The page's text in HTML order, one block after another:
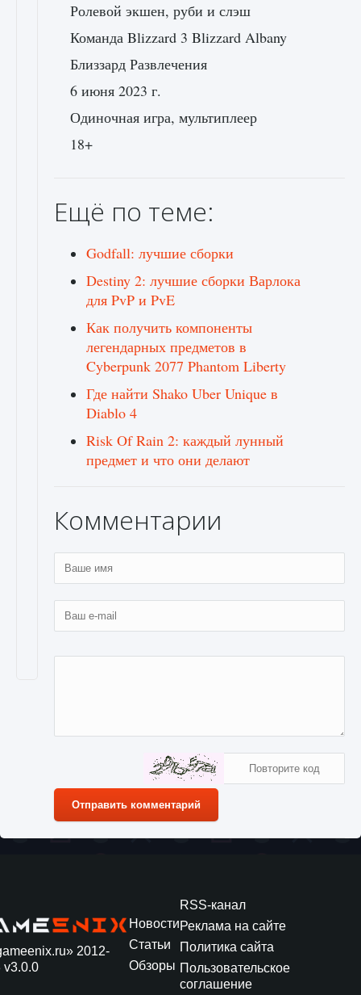
Ролевой экшен, руби и слэш
Команда Blizzard 3 Blizzard Albany
Близзард Развлечения
6 июня 2023 г.
Одиночная игра, мультиплеер
18+
Ещё по теме:
Godfall: лучшие сборки
Destiny 2: лучшие сборки Варлока
для PvP и PvE
Как получить компоненты
легендарных предметов в
Cyberpunk 2077 Phantom Liberty
Где найти Shako Uber Unique в
Diablo 4
Risk Of Rain 2: каждый лунный
предмет и что они делают
Комментарии
Отправить комментарий
2012-
v3.0.0
Новости
Статьи
Обзоры
RSS-канал
Реклама на сайте
Политика сайта
Пользовательское
соглашение